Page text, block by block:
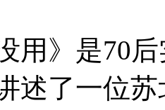
用》是70
述了一位